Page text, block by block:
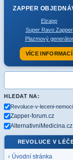
ZAPPER
Elzapp
Super Ravo Zapper
Plazmový generátor
VÍCE INFORMACÍ
HLEDAT NA:
Revoluce-v-leceni-
Zapper-forum.cz
AlternativniMedicina.cz
REVOLUCE V
Úvodní stránka